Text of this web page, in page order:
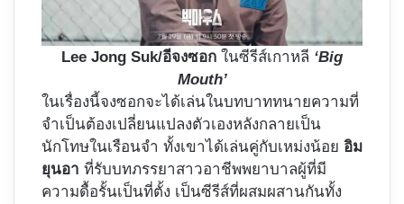
Lee Jong Suk/อีจงซอก ในซีรีส์เกาหลี ‘Big
Mouth’
ในเรื่องนี้จงซอกจะได้เล่นในบทบาททนายความที่
จำเป็นต้องเปลี่ยนแปลงตัวเองหลังกลายเป็น
นักโทษในเรือนจำ ทั้งเขาได้เล่นคู่กับเหม่งน้อย อิม
ยุนอา ที่รับบทภรรยาสาวอาชีพพยาบาลผู้ที่มี
ความดื้อรั้นเป็นที่ตั้ง เป็นซีรีส์ที่ผสมผสานกันทั้ง